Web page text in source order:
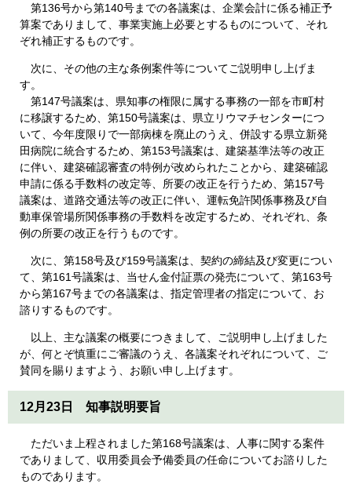
第136号から第140号までの各議案は、企業会計に係る補正予
算案でありまして、事業実施上必要とするものについて、それ
ぞれ補正するものです。
次に、その他の主な条例案件等についてご説明申し上げま
す。
第147号議案は、県知事の権限に属する事務の一部を市町村
に移譲するため、第150号議案は、県立リウマチセンターにつ
いて、今年度限りで一部病棟を廃止のうえ、併設する県立新発
田病院に統合するため、第153号議案は、建築基準法等の改正
に伴い、建築確認審査の特例が改められたことから、建築確認
申請に係る手数料の改定等、所要の改正を行うため、第157号
議案は、道路交通法等の改正に伴い、運転免許関係事務及び自
動車保管場所関係事務の手数料を改定するため、それぞれ、条
例の所要の改正を行うものです。
次に、第158号及び159号議案は、契約の締結及び変更につい
て、第161号議案は、当せん金付証票の発売について、第163号
から第167号までの各議案は、指定管理者の指定について、お
諮りするものです。
以上、主な議案の概要につきまして、ご説明申し上げました
が、何とぞ慎重にご審議のうえ、各議案それぞれについて、ご
賛同を賜りますよう、お願い申し上げます。
12月23日 知事説明要旨
ただいま上程されました第168号議案は、人事に関する案件
でありまして、収用委員会予備委員の任命についてお諮りした
ものであります。